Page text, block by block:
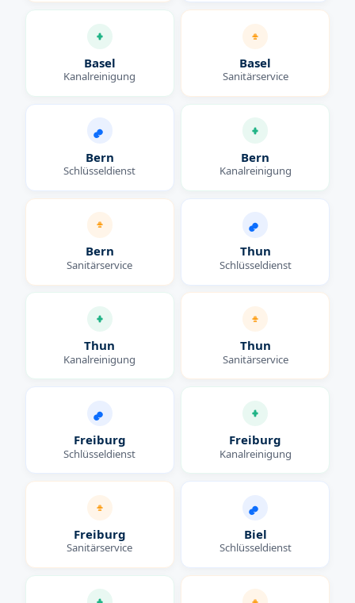
Basel
Kanalreinigung
Basel
Sanitärservice
Bern
Schlüsseldienst
Bern
Kanalreinigung
Bern
Sanitärservice
Thun
Schlüsseldienst
Thun
Kanalreinigung
Thun
Sanitärservice
Freiburg
Schlüsseldienst
Freiburg
Kanalreinigung
Freiburg
Sanitärservice
Biel
Schlüsseldienst